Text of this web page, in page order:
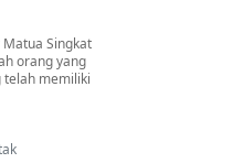
Singkat
orang yang
telah memiliki